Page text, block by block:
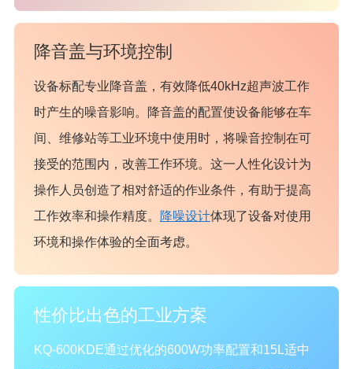
降音盖与环境控制
设备标配专业降音盖，有效降低40kHz超声波工作
时产生的噪音影响。降音盖的配置使设备能够在车
间、维修站等工业环境中使用时，将噪音控制在可
接受的范围内，改善工作环境。这一人性化设计为
操作人员创造了相对舒适的作业条件，有助于提高
工作效率和操作精度。
降噪设计体现了设备对使用
环境和操作体验的全面考虑。
性价比出色的工业方案
KQ-600KDE通过优化的600W功率配置和15L适中